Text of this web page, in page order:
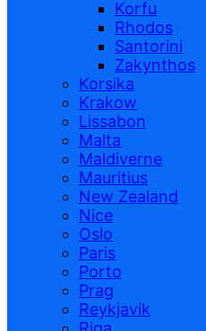
Korfu
Rhodos
Santorini
Zakynthos
Korsika
Krakow
Lissabon
Malta
Maldiverne
Mauritius
New Zealand
Nice
Oslo
Paris
Porto
Prag
Reykjavik